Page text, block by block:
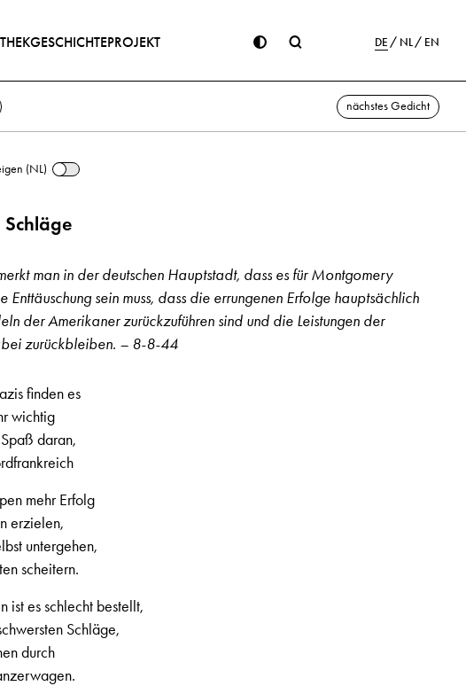
GESCHICHTEPROJEKT DE NL EN
13.9.1944, 2. Jahrgang, Nr. 45, Seite 3
nächstes Gedicht
(NL)
man in der deutschen Hauptstadt, dass es für Montgomery
Enttäuschung sein muss, dass die errungenen Erfolge hauptsächlich
der Amerikaner zurückzuführen sind und die Leistungen der
zurückbleiben. – 8-8-44
finden es
wichtig
daran,
mehr Erfolg
erzielen,
untergehen,
scheitern.
ist es schlecht bestellt,
Schläge,
durch